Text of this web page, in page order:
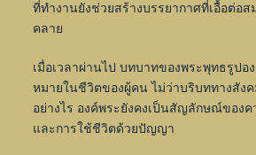
ที่ทำงานยังช่วยสร้างบรรยากาศที่เอื้อต่อ
คลาย
เมื่อเวลาผ่านไป บทบาทของพระพุทธรูปอ
หมายในชีวิตของผู้คน ไม่ว่าบริบททางสัง
อย่างไร องค์พระยังคงเป็นสัญลักษณ์ของ
และการใช้ชีวิตด้วยปัญญา